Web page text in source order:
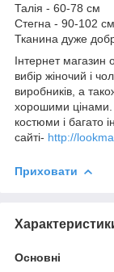
Талія - 60-78 см
Стегна - 90-102 см
Тканина дуже
Інтернет
вибір жіночий і
виробників, а
хорошими цінами.
костюми і багато
сайті- http://
Приховати
Основні